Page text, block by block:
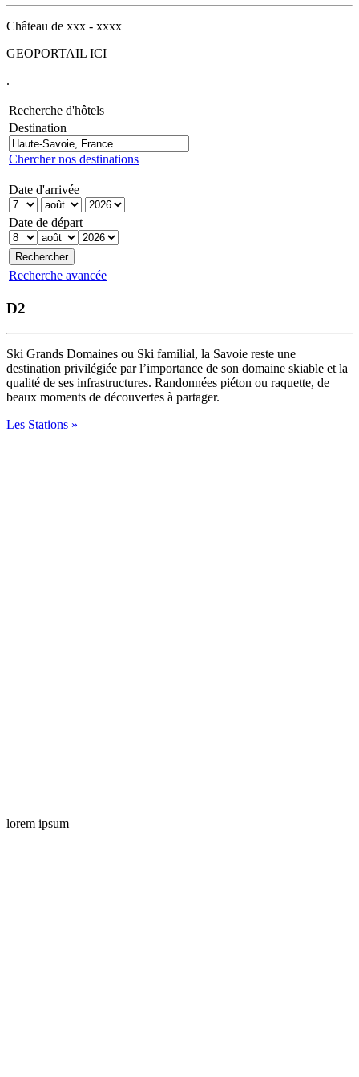
Château de xxx - xxxx
GEOPORTAIL ICI
.
Recherche d'hôtels
Destination
Chercher nos destinations
Date d'arrivée
Date de départ
Recherche avancée
D2
Ski Grands Domaines ou Ski familial, la Savoie reste une
destination privilégiée par l’importance de son domaine skiable et la
qualité de ses infrastructures. Randonnées piéton ou raquette, de
beaux moments de découvertes à partager.
Les Stations »
lorem ipsum